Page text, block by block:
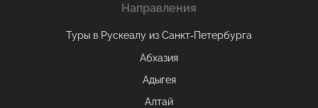
Направления
Туры в Рускеалу из Санкт‑Петербурга
Абхазия
Адыгея
Алтай